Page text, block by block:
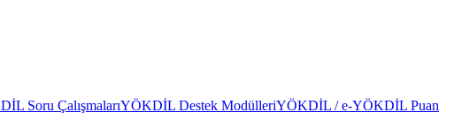
Soru ÇalışmalarıYÖKDİL Destek ModülleriYÖKDİL / e-YÖKDİL Puan